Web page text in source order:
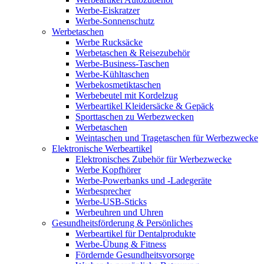
Werbe-Eiskratzer
Werbe-Sonnenschutz
Werbetaschen
Werbe Rucksäcke
Werbetaschen & Reisezubehör
Werbe-Business-Taschen
Werbe-Kühltaschen
Werbekosmetiktaschen
Werbebeutel mit Kordelzug
Werbeartikel Kleidersäcke & Gepäck
Sporttaschen zu Werbezwecken
Werbetaschen
Weintaschen und Tragetaschen für Werbezwecke
Elektronische Werbeartikel
Elektronisches Zubehör für Werbezwecke
Werbe Kopfhörer
Werbe-Powerbanks und -Ladegeräte
Werbesprecher
Werbe-USB-Sticks
Werbeuhren und Uhren
Gesundheitsförderung & Persönliches
Werbeartikel für Dentalprodukte
Werbe-Übung & Fitness
Fördernde Gesundheitsvorsorge